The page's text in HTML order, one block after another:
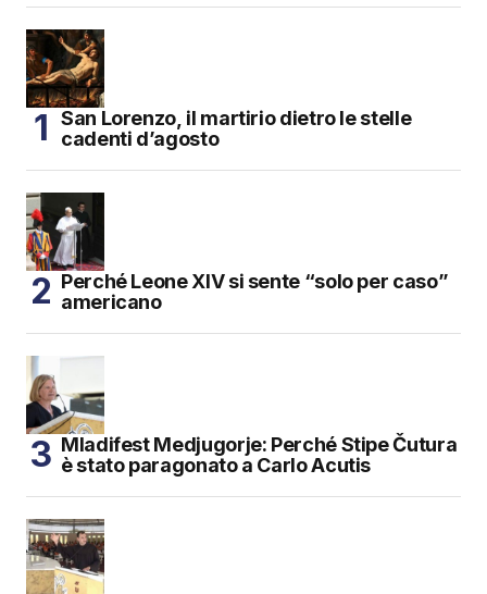
San Lorenzo, il martirio dietro le stelle
cadenti d’agosto
Perché Leone XIV si sente “solo per caso”
americano
Mladifest Medjugorje: Perché Stipe Čutura
è stato paragonato a Carlo Acutis